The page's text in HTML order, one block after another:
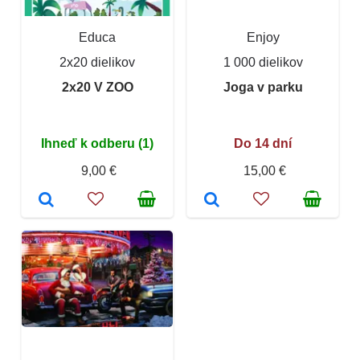
Educa
2x20 dielikov
2x20 V ZOO
Ihneď k odberu (1)
9,00 €
Enjoy
1 000 dielikov
Joga v parku
Do 14 dní
15,00 €